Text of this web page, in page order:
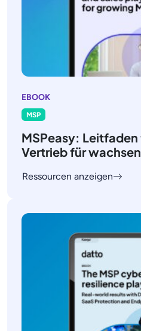
EBOOK
MSP
MSPeasy:
Vertrieb für
Ressourcen anzeigen